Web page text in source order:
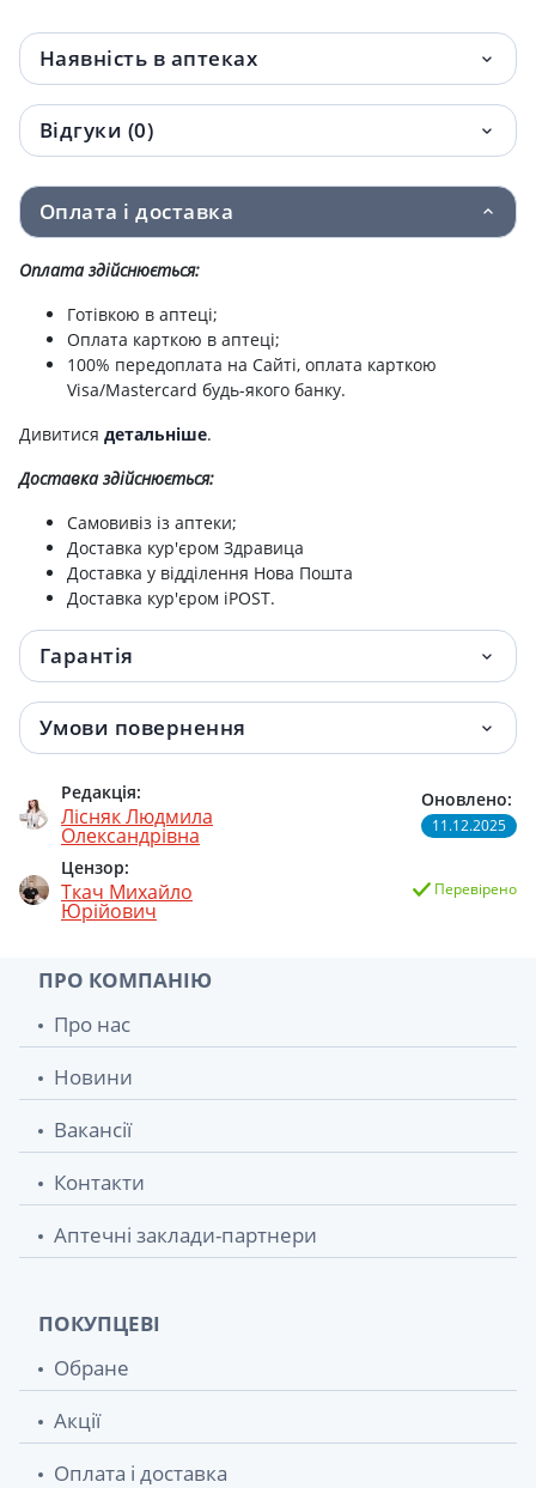
Наявність в аптеках
Відгуки (0)
Оплата і доставка
Оплата здійснюється:
Готівкою в аптеці;
Оплата карткою в аптеці;
100% передоплата на Сайті, оплата карткою
Visa/Mastercard будь-якого банку.
Дивитися детальніше.
Доставка здійснюється:
Самовивіз із аптеки;
Доставка кур'єром Здравица
Доставка у відділення Нова Пошта
Доставка кур'єром iPOST.
Гарантія
Умови повернення
Редакція:
Лісняк Людмила
Олександрівна
Цензор:
Ткач Михайло
Юрійович
Оновлено:
11.12.2025
Перевірено
ПРО КОМПАНІЮ
Про нас
Новини
Вакансії
Контакти
Аптечні заклади-партнери
ПОКУПЦЕВІ
Обране
Акції
Оплата і доставка